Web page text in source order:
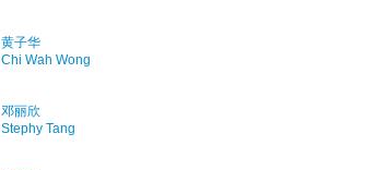
黄子华
Chi Wah Wong
邓丽欣
Stephy Tang